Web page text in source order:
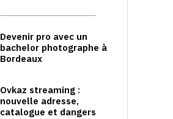
Devenir pro avec un
bachelor photographe à
Bordeaux
Ovkaz streaming :
nouvelle adresse,
catalogue et dangers